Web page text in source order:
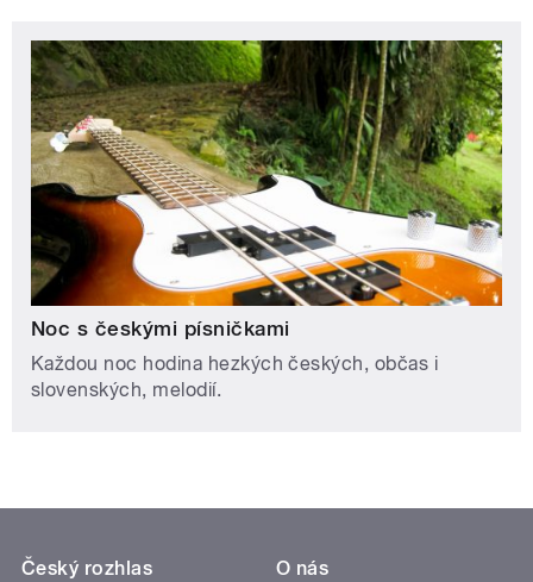
Noc s českými písničkami
Každou noc hodina hezkých českých, občas i
slovenských, melodií.
Český rozhlas
O nás